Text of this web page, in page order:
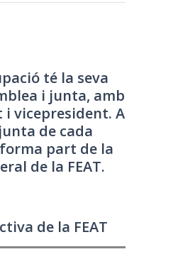
té la seva
i junta, amb
i vicepresident. A
de cada
part de la
de la FEAT.
de la FEAT